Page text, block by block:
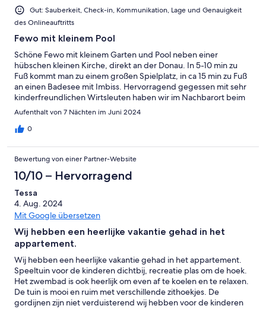
Ungenügend
Gut: Sauberkeit, Check-in, Kommunikation, Lage und Genauigkeit
des Onlineauftritts
Fewo mit kleinem Pool
Schöne Fewo mit kleinem Garten und Pool neben einer
hübschen kleinen Kirche, direkt an der Donau. In 5-10 min zu
Fuß kommt man zu einem großen Spielplatz, in ca 15 min zu Fuß
an einen Badesee mit Imbiss. Hervorragend gegessen mit sehr
kinderfreundlichen Wirtsleuten haben wir im Nachbarort beim
„Gasthof Böhm“.
Aufenthalt von 7 Nächten im Juni 2024
0
Bewertung von einer Partner-Website
10/10 – Hervorragend
Tessa
4. Aug. 2024
Mit Google übersetzen
Wij hebben een heerlijke vakantie gehad in het
appartement.
Wij hebben een heerlijke vakantie gehad in het appartement.
Speeltuin voor de kinderen dichtbij, recreatie plas om de hoek.
Het zwembad is ook heerlijk om even af te koelen en te relaxen.
De tuin is mooi en ruim met verschillende zithoekjes. De
gordijnen zijn niet verduisterend wij hebben voor de kinderen